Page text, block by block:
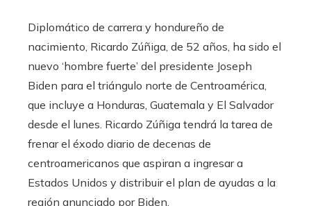
Diplomático de carrera y hondureño de
nacimiento, Ricardo Zúñiga, de 52 años, ha sido el
nuevo ‘hombre fuerte’ del presidente Joseph
Biden para el triángulo norte de Centroamérica,
que incluye a Honduras, Guatemala y El Salvador
desde el lunes. Ricardo Zúñiga tendrá la tarea de
frenar el éxodo diario de decenas de
centroamericanos que aspiran a ingresar a
Estados Unidos y distribuir el plan de ayudas a la
región anunciado por Biden.